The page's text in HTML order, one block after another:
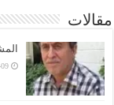
مقالات